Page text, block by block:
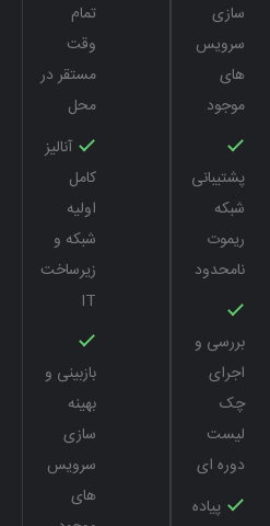
سازی
سرویس
های
موجود
پشتیبانی
شبکه
ریموت
نامحدود
بررسی و
اجرای
چک
لیست
دوره ای
پیاده
تمام
وقت
مستقر در
محل
آنالیز
کامل
اولیه
شبکه و
زیرساخت
IT
بازبینی و
بهینه
سازی
سرویس
های